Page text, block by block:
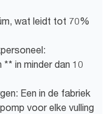
wat leidt tot 70%
in minder dan 10
Een in de fabriek
voor elke vulling